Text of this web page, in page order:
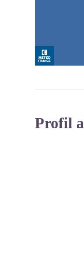
Profil